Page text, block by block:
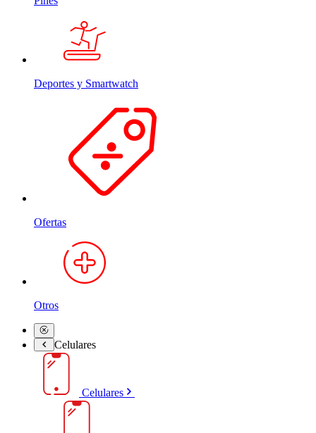
Deportes y Smartwatch
Ofertas
Otros
Celulares
Celulares